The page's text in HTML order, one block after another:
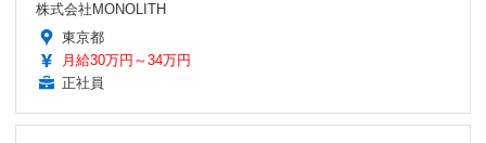
株式会社MONOLITH
東京都
月給30万円～34万円
正社員